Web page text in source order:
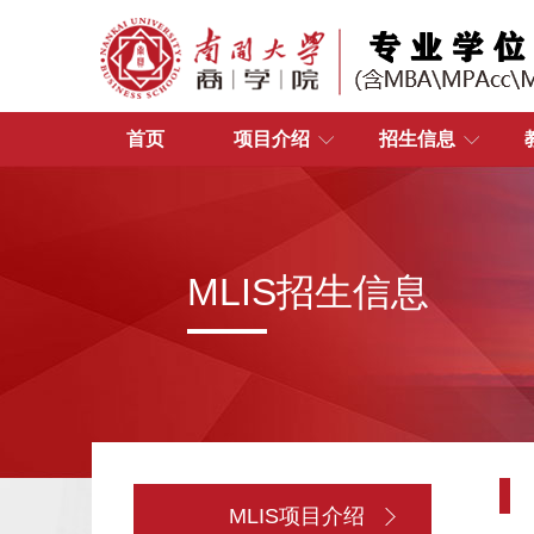
首页 项目介绍 招生信息
MLIS招生信息
MLIS项目介绍